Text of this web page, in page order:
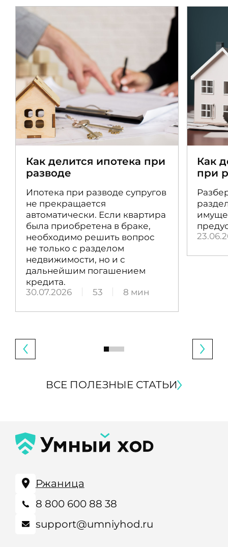
Как делится ипотека при
разводе
Ипотека при разводе супругов
не прекращается
автоматически. Если квартира
была приобретена в браке,
необходимо решить вопрос
не только с разделом
недвижимости, но и с
дальнейшим погашением
кредита.
30.07.2026
53 8 мин
Как
при
ВСЕ ПОЛЕЗНЫЕ СТАТЬИ
Ржаница
8 800 600 88 38
support@umniyhod.ru